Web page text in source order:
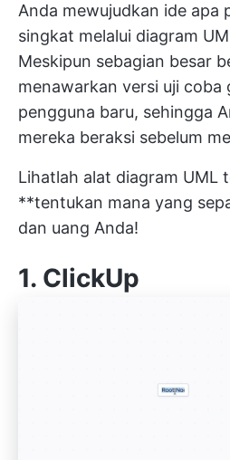
Anda mewujudkan ide apa
singkat melalui diagram
Meskipun sebagian besar
menawarkan versi uji coba
pengguna baru, sehingga
mereka beraksi sebelum
Lihatlah alat diagram UML
**tentukan mana yang
dan uang Anda!
1. ClickUp